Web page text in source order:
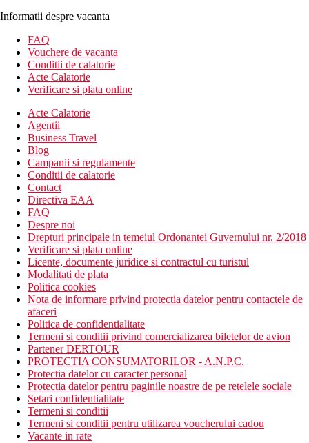
Informatii despre vacanta
FAQ
Vouchere de vacanta
Conditii de calatorie
Acte Calatorie
Verificare si plata online
Acte Calatorie
Agentii
Business Travel
Blog
Campanii si regulamente
Conditii de calatorie
Contact
Directiva EAA
FAQ
Despre noi
Drepturi principale in temeiul Ordonantei Guvernului nr. 2/2018
Verificare si plata online
Licente, documente juridice si contractul cu turistul
Modalitati de plata
Politica cookies
Nota de informare privind protectia datelor pentru contactele de
afaceri
Politica de confidentialitate
Termeni si conditii privind comercializarea biletelor de avion
Partener DERTOUR
PROTECTIA CONSUMATORILOR - A.N.P.C.
Protectia datelor cu caracter personal
Protectia datelor pentru paginile noastre de pe retelele sociale
Setari confidentialitate
Termeni si conditii
Termeni si conditii pentru utilizarea voucherului cadou
Vacante in rate